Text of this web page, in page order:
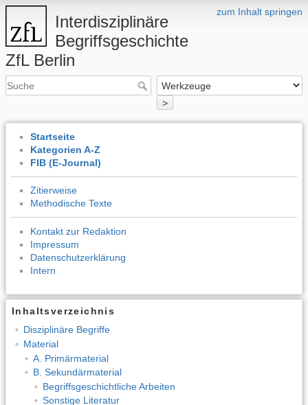
zum Inhalt springen
Interdisziplinäre
Begriffsgeschichte
ZfL Berlin
>
Startseite
Kategorien A-Z
FIB (E-Journal)
Zitierweise
Methodische Texte
Kontakt zur Redaktion
Impressum
Datenschutzerklärung
Intern
Inhaltsverzeichnis
Disziplinäre Begriffe
Material
A. Primärmaterial
B. Sekundärmaterial
Begriffsgeschichtliche Arbeiten
Sonstige Literatur